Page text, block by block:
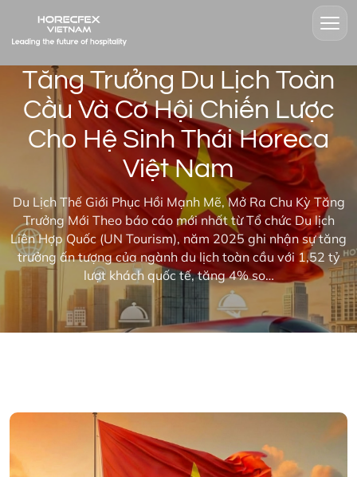
Tăng Trưởng Du Lịch Toàn
Cầu Và Cơ Hội Chiến Lược
Cho Hệ Sinh Thái Horeca
Việt Nam
Du Lịch Thế Giới Phục Hồi Mạnh Mẽ, Mở Ra Chu Kỳ Tăng
Trưởng Mới Theo báo cáo mới nhất từ Tổ chức Du lịch
Liên Hợp Quốc (UN Tourism), năm 2025 ghi nhận sự tăng
trưởng ấn tượng của ngành du lịch toàn cầu với 1,52 tỷ
lượt khách quốc tế, tăng 4% so…